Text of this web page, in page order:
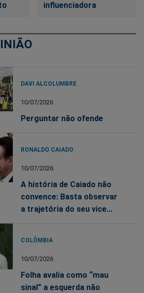
influenciadora
DAVI ALCOLUMBRE
10/07/2026
Perguntar não ofende
RONALDO CAIADO
10/07/2026
A história de Caiado não
convence: Basta observar
a trajetória do seu vice...
COLÔMBIA
10/07/2026
Folha avalia como “mau
sinal” a esquerda não